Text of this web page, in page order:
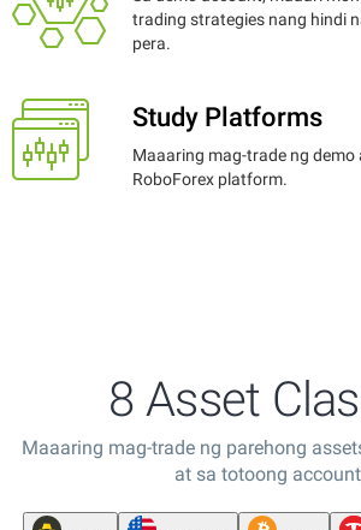
trading strategies nang hindi
pera.
Study Platforms
Maaaring mag-trade ng
RoboForex platform.
8 Asset
Maaaring mag-trade ng parehong
at sa totoong